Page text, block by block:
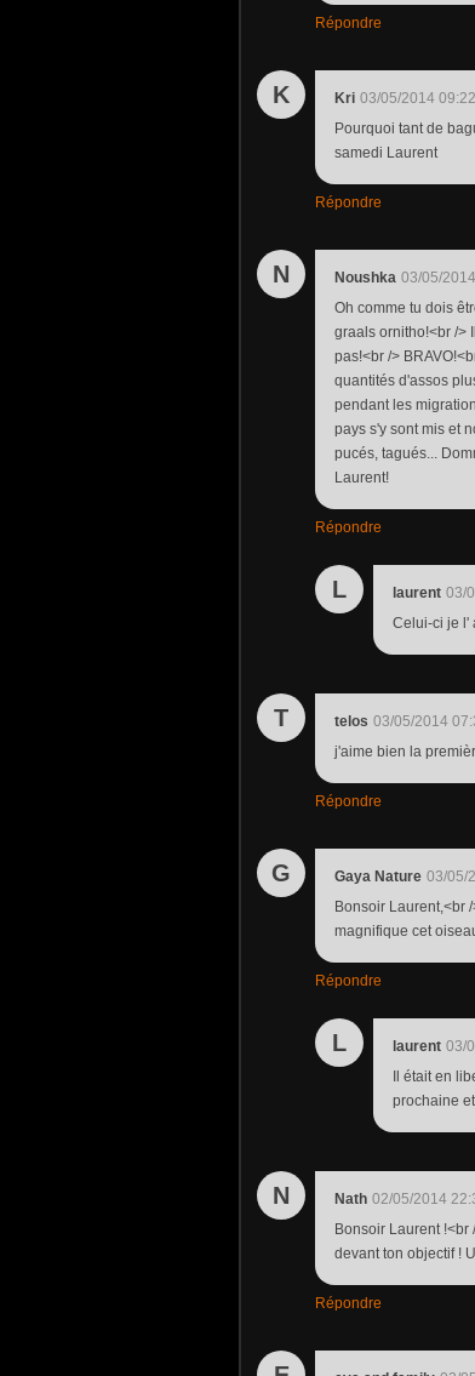
Répondre
K Kri 03/05/2014 09:22
Pourquoi tant de
samedi Laurent
Répondre
N Noushka 03/05/
Oh comme tu dois
graals ornitho!<br />
pas!<br />
quantités d'assos
pendant les
pays s'y sont mis et
pucés, tagués...
Laurent!
Répondre
L laurent 03/
Celui-ci je l'
T telos 03/05/2014
j'aime bien la
Répondre
G Gaya Nature 03/05/
Bonsoir Laurent,<br
magnifique cet
Répondre
L laurent 03/
Il était en
prochaine
N Nath 02/05/2014
Bonsoir Laurent
devant ton objectif !
Répondre